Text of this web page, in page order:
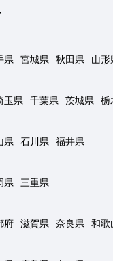
県 宮城県 秋田県 山形
玉県 千葉県 茨城県 栃
県 石川県
福井県
県
三重県
府 滋賀県 奈良県
和歌